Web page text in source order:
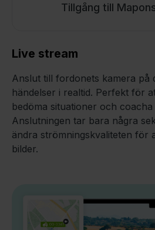
Tillgång till
Live stream
Anslut till fordonets kamera på
händelser i realtid. Perfekt för
bedöma situationer och coacha
Anslutningen tar bara några
ändra strömningskvaliteten för
bilder.